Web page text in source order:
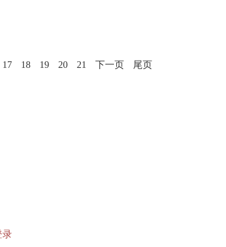
17 18 19 20 21 下一页 尾页
录